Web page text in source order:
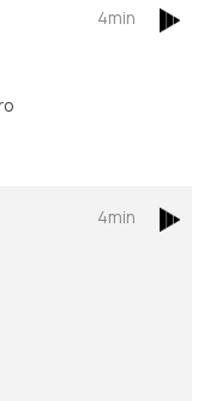
4min
4min